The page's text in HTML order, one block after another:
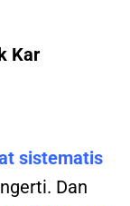
Kar
sistematis
Dan